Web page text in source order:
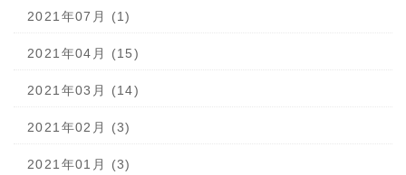
2021年07月 (1)
2021年04月 (15)
2021年03月 (14)
2021年02月 (3)
2021年01月 (3)